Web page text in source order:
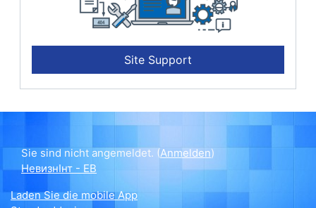
Site Support
Sie sind nicht angemeldet. (Anmelden)
НевизнІнт - ЕВ
Laden Sie die mobile App